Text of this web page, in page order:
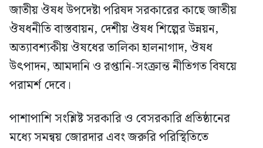
জাতীয় ঔষধ উপদেষ্টা পরিষদ সরকারের কাছে জাতীয়
ঔষধনীতি বাস্তবায়ন, দেশীয় ঔষধ শিল্পের উন্নয়ন,
অত্যাবশ্যকীয় ঔষধের তালিকা হালনাগাদ, ঔষধ
উৎপাদন, আমদানি ও রপ্তানি-সংক্রান্ত নীতিগত বিষয়ে
পরামর্শ দেবে।
পাশাপাশি সংশ্লিষ্ট সরকারি ও বেসরকারি প্রতিষ্ঠানের
মধ্যে সমন্বয় জোরদার এবং জরুরি পরিস্থিতিতে